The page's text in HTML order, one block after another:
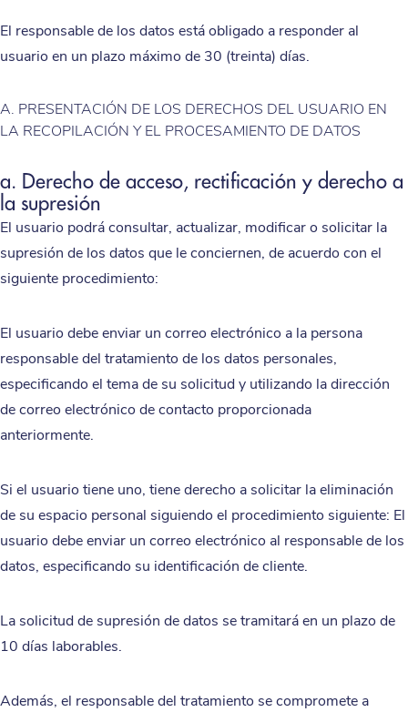
El responsable de los datos está obligado a responder al
usuario en un plazo máximo de 30 (treinta) días.
A. PRESENTACIÓN DE LOS DERECHOS DEL USUARIO EN
LA RECOPILACIÓN Y EL PROCESAMIENTO DE DATOS
a. Derecho de acceso, rectificación y derecho a
la supresión
El usuario podrá consultar, actualizar, modificar o solicitar la
supresión de los datos que le conciernen, de acuerdo con el
siguiente procedimiento:
El usuario debe enviar un correo electrónico a la persona
responsable del tratamiento de los datos personales,
especificando el tema de su solicitud y utilizando la dirección
de correo electrónico de contacto proporcionada
anteriormente.
Si el usuario tiene uno, tiene derecho a solicitar la eliminación
de su espacio personal siguiendo el procedimiento siguiente: El
usuario debe enviar un correo electrónico al responsable de los
datos, especificando su identificación de cliente.
La solicitud de supresión de datos se tramitará en un plazo de
10 días laborables.
Además, el responsable del tratamiento se compromete a